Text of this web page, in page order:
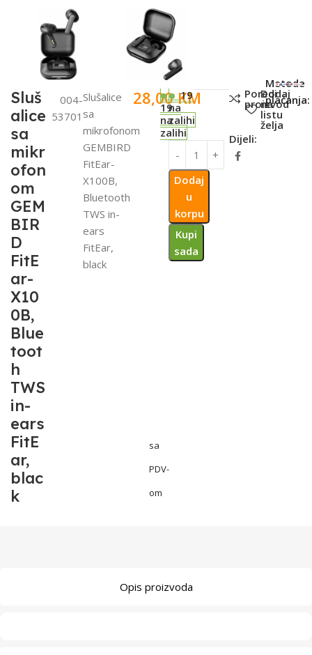
Sluš
alice
sa
mikr
ofon
om
GEM
BIR
D
FitE
ar-
X10
0B,
Blue
toot
h
TWS
in-
ears
FitE
ar,
blac
k
SKU:
004-
53701
Slušalice
sa
mikrofonom
GEMBIRD
FitEar-
X100B,
Bluetooth
TWS in-
ears
FitEar,
black
28,00KM
sa
PDV-
om
19
na
zalihi
19
na
zalihi
Dodaj
u
korpu
Kupi
sada
Poredi
proizvod
Dodaj
na
listu
želja
Dijeli:
Metode
plaćanja:
Opis proizvoda